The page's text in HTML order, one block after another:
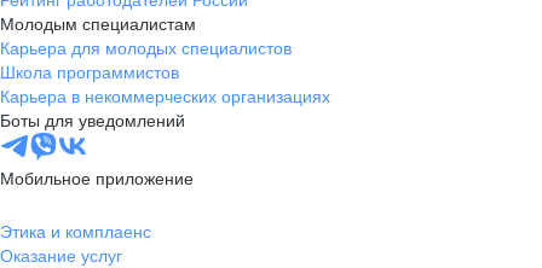
Молодым специалистам
Карьера для молодых специалистов
Школа программистов
Карьера в некоммерческих организациях
Боты для уведомлений
Мобильное приложение
Этика и комплаенс
Оказание услуг